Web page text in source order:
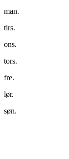
man.
tirs.
ons.
tors.
fre.
lør.
søn.